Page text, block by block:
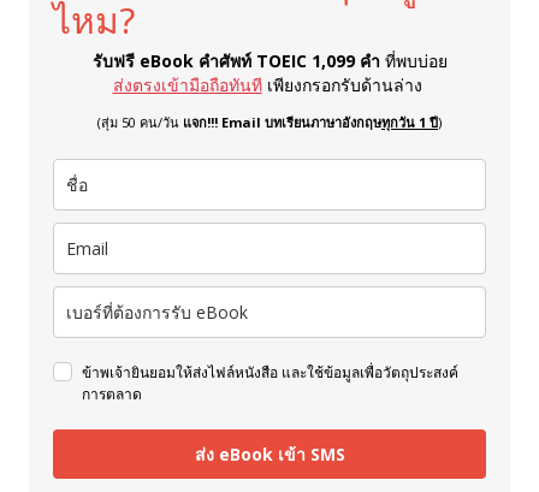
ไหม?
รับฟรี eBook คำศัพท์ TOEIC 1,099 คำ ที่พบบ่อย
ส่งตรงเข้ามือถือทันที เพียงกรอกรับด้านล่าง
(สุ่ม 50 คน/วัน แจก!!! Email บทเรียนภาษาอังกฤษทุกวัน 1 ปี)
ข้าพเจ้ายินยอมให้ส่งไฟล์หนังสือ และใช้ข้อมูลเพื่อวัตถุประสงค์
การตลาด
ส่ง eBook เข้า SMS